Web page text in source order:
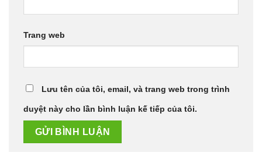
Trang web
Lưu tên của tôi, email, và trang web trong trình
duyệt này cho lần bình luận kế tiếp của tôi.